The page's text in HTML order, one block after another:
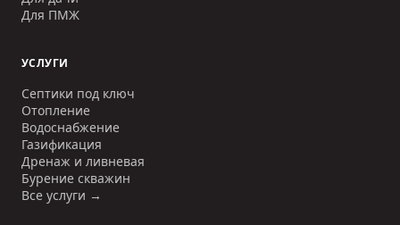
Для ПМЖ
УСЛУГИ
Септики под ключ
Отопление
Водоснабжение
Газификация
Дренаж и ливневая
Бурение скважин
Все услуги →